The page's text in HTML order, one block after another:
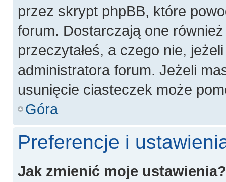
przez skrypt phpBB, które
forum. Dostarczają one
przeczytałeś, a czego nie,
administratora forum. Jeżeli
usunięcie ciasteczek może
Góra
Preferencje i
Jak zmienić moje ustawienia?